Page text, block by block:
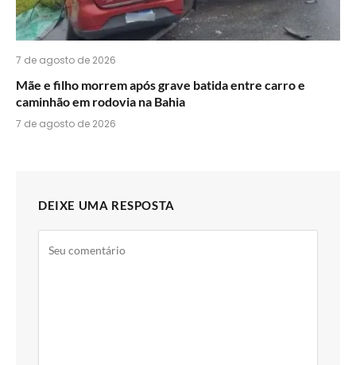
7 de agosto de 2026
Mãe e filho morrem após grave batida entre carro e
caminhão em rodovia na Bahia
7 de agosto de 2026
DEIXE UMA RESPOSTA